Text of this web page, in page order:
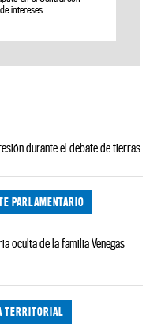
intereses
durante el debate de tierras
PARLAMENTARIO
oculta de la familia Venegas
TERRITORIAL